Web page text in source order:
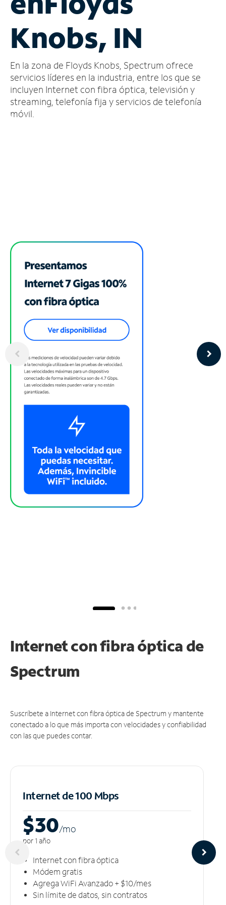
cuenta
Encuentra
tienda
Knobs, IN
En la zona de Floyds Knobs, Spectrum ofrece
servicios líderes en la industria, entre los que se
incluyen Internet con fibra óptica, televisión y
streaming, telefonía fija y servicios de telefonía
móvil.
Internet con fibra óptica de
Spectrum
Suscríbete a Internet con fibra óptica de Spectrum y mantente
conectado a lo que más importa con velocidades y confiabilidad
con las que puedes contar.
Internet de 100 Mbps
$30/mo
por 1 año
Internet con fibra óptica
Módem gratis
Agrega WiFi Avanzado + $10/mes
Sin límite de datos, sin contratos